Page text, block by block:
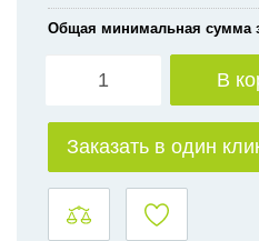
Общая минимальная сумма
В
Заказать в один